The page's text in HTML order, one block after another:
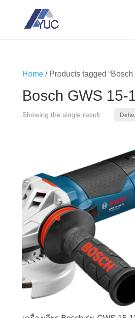
Home/ Products tagged “Bosch
Bosch GWS 15-
Showing the single result